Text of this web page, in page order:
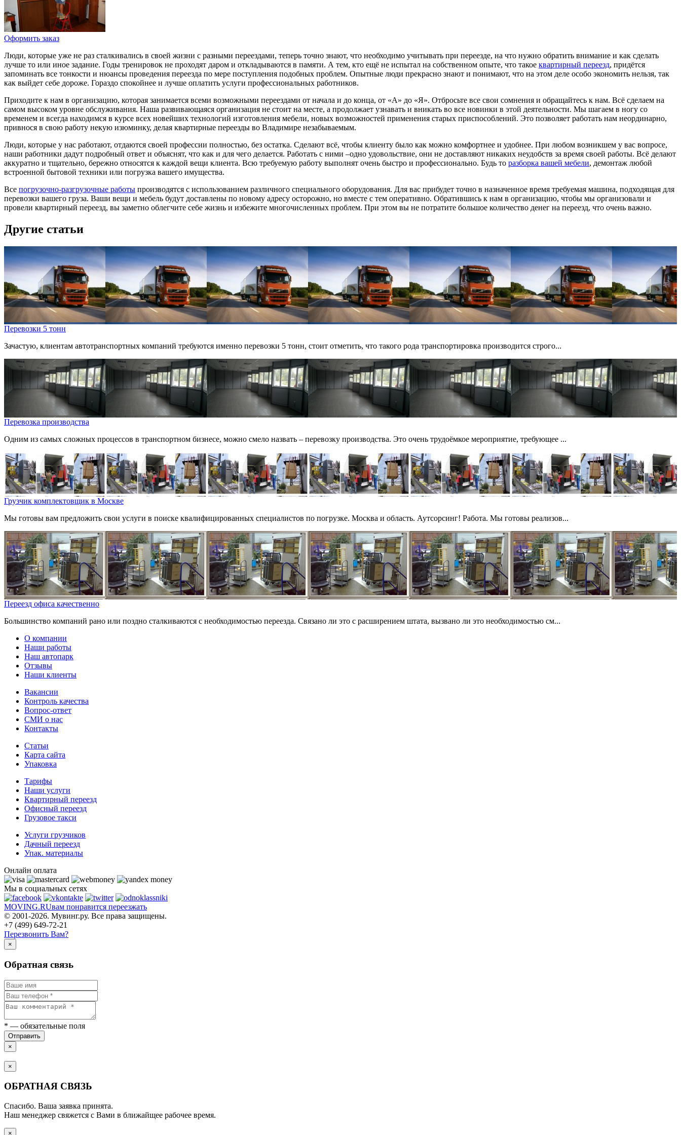
Оформить заказ
Люди, которые уже не раз сталкивались в своей жизни с разными переездами, теперь точно знают, что необходимо учитывать при переезде, на что нужно обратить внимание и как сделать
лучше то или иное задание. Годы тренировок не проходят даром и откладываются в памяти. А тем, кто ещё не испытал на собственном опыте, что такое квартирный переезд, придётся
запоминать все тонкости и нюансы проведения переезда по мере поступления подобных проблем. Опытные люди прекрасно знают и понимают, что на этом деле особо экономить нельзя, так
как выйдет себе дороже. Гораздо спокойнее и лучше оплатить услуги профессиональных работников.
Приходите к нам в организацию, которая занимается всеми возможными переездами от начала и до конца, от «А» до «Я». Отбросьте все свои сомнения и обращайтесь к нам. Всё сделаем на
самом высоком уровне обслуживания. Наша развивающаяся организация не стоит на месте, а продолжает узнавать и вникать во все новинки в этой деятельности. Мы шагаем в ногу со
временем и всегда находимся в курсе всех новейших технологий изготовления мебели, новых возможностей применения старых приспособлений. Это позволяет работать нам неординарно,
привнося в свою работу некую изюминку, делая квартирные переезды во Владимире незабываемым.
Люди, которые у нас работают, отдаются своей профессии полностью, без остатка. Сделают всё, чтобы клиенту было как можно комфортнее и удобнее. При любом возникшем у вас вопросе,
наши работники дадут подробный ответ и объяснят, что как и для чего делается. Работать с ними –одно удовольствие, они не доставляют никаких неудобств за время своей работы. Всё делают
аккуратно и тщательно, бережно относятся к каждой вещи клиента. Всю требуемую работу выполнят очень быстро и профессионально. Будь то разборка вашей мебели, демонтаж любой
встроенной бытовой техники или погрузка вашего имущества.
Все погрузочно-разгрузочные работы производятся с использованием различного специального оборудования. Для вас прибудет точно в назначенное время требуемая машина, подходящая для
перевозки вашего груза. Ваши вещи и мебель будут доставлены по новому адресу осторожно, но вместе с тем оперативно. Обратившись к нам в организацию, чтобы мы организовали и
провели квартирный переезд, вы заметно облегчите себе жизнь и избежите многочисленных проблем. При этом вы не потратите большое количество денег на переезд, что очень важно.
Другие статьи
Перевозки 5 тонн
Зачастую, клиентам автотранспортных компаний требуются именно перевозки 5 тонн, стоит отметить, что такого рода транспортировка производится строго...
Перевозка производства
Одним из самых сложных процессов в транспортном бизнесе, можно смело назвать – перевозку производства. Это очень трудоёмкое мероприятие, требующее ...
Грузчик комплектовщик в Москве
Мы готовы вам предложить свои услуги в поиске квалифицированных специалистов по погрузке. Москва и область. Аутсорсинг! Работа. Мы готовы реализов...
Переезд офиса качественно
Большинство компаний рано или поздно сталкиваются с необходимостью переезда. Связано ли это с расширением штата, вызвано ли это необходимостью см...
О компании
Наши работы
Наш автопарк
Отзывы
Наши клиенты
Вакансии
Контроль качества
Вопрос-ответ
СМИ о нас
Контакты
Статьи
Карта сайта
Упаковка
Тарифы
Наши услуги
Квартирный переезд
Офисный переезд
Грузовое такси
Услуги грузчиков
Дачный переезд
Упак. материалы
Онлайн оплата
Мы в социальных сетях
MOVING.RUвам понравится переезжать
© 2001-2026. Мувинг.ру. Все права защищены.
+7 (499) 649-72-21
Перезвонить Вам?
×
Обратная связь
* — обязательные поля
Отправить
×
×
ОБРАТНАЯ СВЯЗЬ
Спасибо. Ваша заявка принята.
Наш менеджер свяжется с Вами в ближайщее рабочее время.
×